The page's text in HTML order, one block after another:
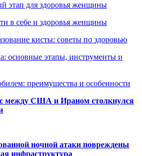
этап для здоровья женщины
в себе и здоровья женщины
кисты: советы по здоровью
основные этапы, инструменты и
преимущества и особенности
между США и Ираном столкнулся
ночной атаки повреждены
инфраструктура